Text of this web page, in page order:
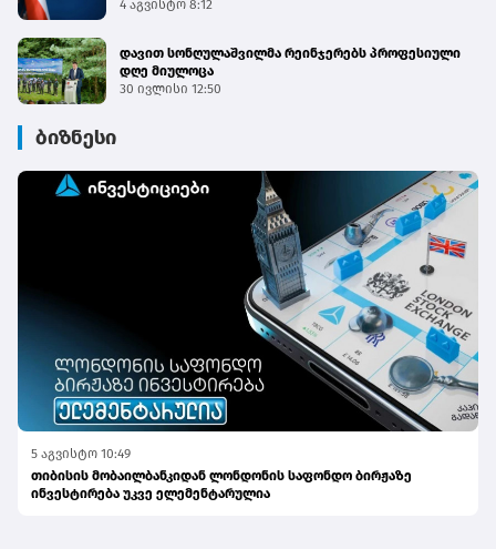
ლეგალიზაციის ფაქტებზე 4 პირი დააკავა
4 აგვისტო 8:12
დავით სონღულაშვილმა რეინჯერებს პროფესიული
დღე მიულოცა
30 ივლისი 12:50
ბიზნესი
5 აგვისტო 10:49
თიბისის მობაილბანკიდან ლონდონის საფონდო ბირჟაზე
ინვესტირება უკვე ელემენტარულია